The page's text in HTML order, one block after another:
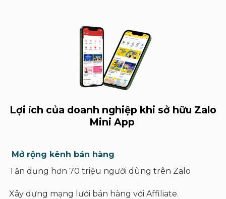
Lợi ích của doanh nghiệp khi sở hữu Zalo
Mini App
Mở rộng kênh bán hàng
Tận dụng hơn 70 triệu người dùng trên Zalo
Xây dựng mạng lưới bán hàng với Affiliate.